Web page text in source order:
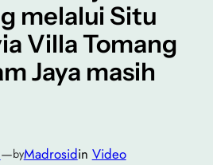
melalui Situ
Villa Tomang
Jaya masih
—byMadrosidin Video